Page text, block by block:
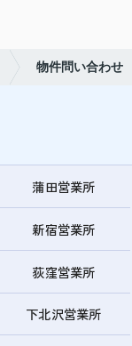
物件問い合わせ
蒲田営業所
新宿営業所
荻窪営業所
下北沢営業所